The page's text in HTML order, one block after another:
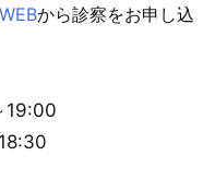
WEBから診察をお申し込
19:00